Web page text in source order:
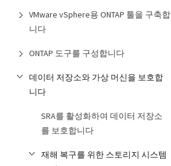
VMware vSphere용 ONTAP 툴을 구축합
니다
ONTAP 도구를 구성합니다
데이터 저장소와 가상 머신을 보호합
니다
SRA를 활성화하여 데이터 저장소
를 보호합니다
재해 복구를 위한 스토리지 시스템